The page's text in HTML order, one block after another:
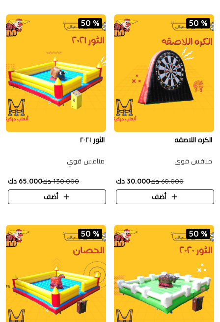
50 %
الكره اللاصقه
منافس قوي
60.000 دك
30.000 دك
أضف
50 %
الثور ٢٠٢١
منافس قوي
130.000 دك
65.000 دك
أضف
50 %
50 %